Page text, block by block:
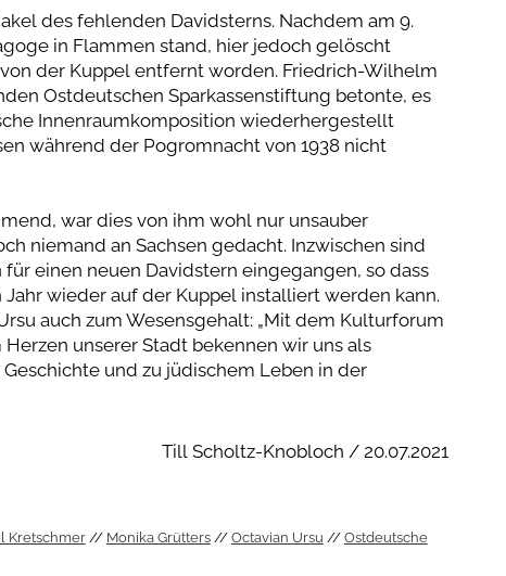
des fehlenden Davidsterns. Nachdem am 9.
in Flammen stand, hier jedoch gelöscht
der Kuppel entfernt worden. Friedrich-Wilhelm
Ostdeutschen Sparkassenstiftung betonte, es
Innenraumkomposition wiederhergestellt
während der Pogromnacht von 1938 nicht
war dies von ihm wohl nur unsauber
niemand an Sachsen gedacht. Inzwischen sind
einen neuen Davidstern eingegangen, so dass
wieder auf der Kuppel installiert werden kann.
auch zum Wesensgehalt: „Mit dem Kulturforum
unserer Stadt bekennen wir uns als
und zu jüdischem Leben in der
Till Scholtz-Knobloch / 20.07.2021
Kretschmer Monika Grütters Octavian Ursu
Ostdeutsche